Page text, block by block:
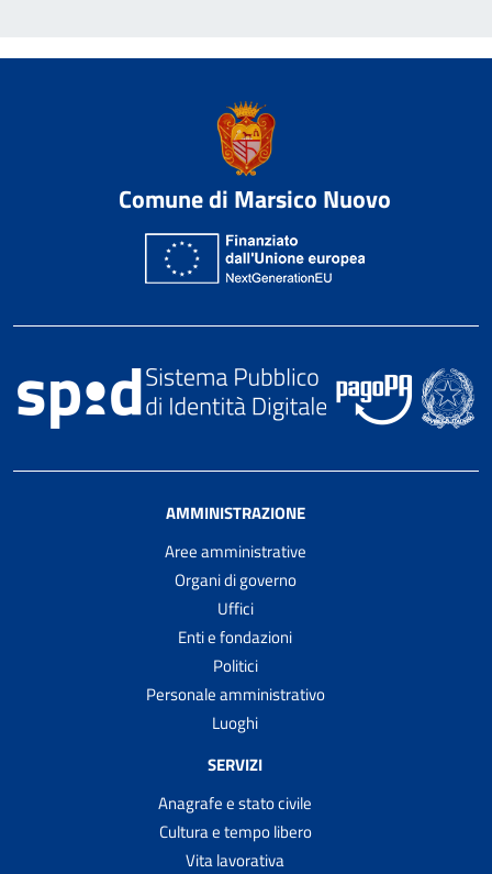
Comune di Marsico Nuovo
AMMINISTRAZIONE
Aree amministrative
Organi di governo
Uffici
Enti e fondazioni
Politici
Personale amministrativo
Luoghi
SERVIZI
Anagrafe e stato civile
Cultura e tempo libero
Vita lavorativa